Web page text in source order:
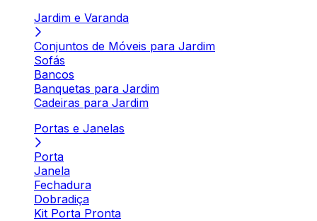
Jardim e Varanda
Conjuntos de Móveis para Jardim
Sofás
Bancos
Banquetas para Jardim
Cadeiras para Jardim
Portas e Janelas
Porta
Janela
Fechadura
Dobradiça
Kit Porta Pronta